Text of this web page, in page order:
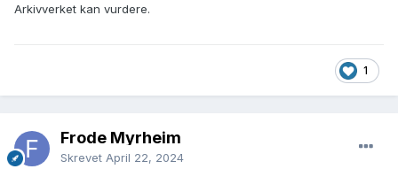
Arkivverket kan vurdere.
1
Frode Myrheim
Skrevet April 22, 2024